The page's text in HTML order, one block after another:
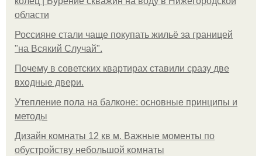
области
Россияне стали чаще покупать жильё за границей
"на Всякий Случай".
Почему в советских квартирах ставили сразу две
входные двери.
Утепление пола на балконе: основные принципы и
методы
Дизайн комнаты 12 кв м. Важные моменты по
обустройству небольшой комнаты